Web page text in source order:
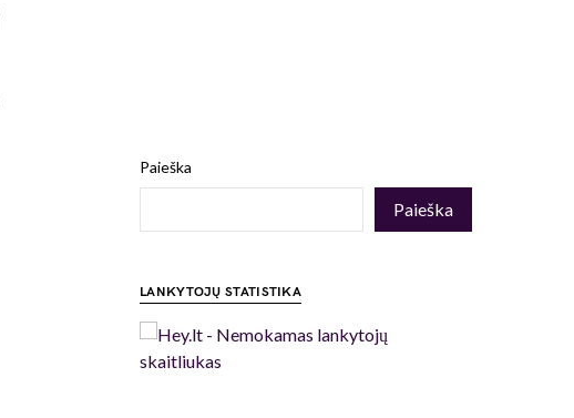
Paieška
Paieška
LANKYTOJŲ STATISTIKA